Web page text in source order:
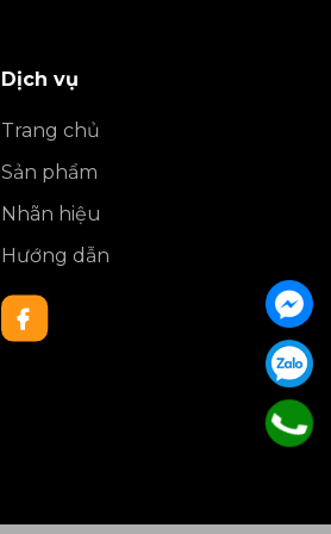
Dịch vụ
Trang chủ
Sản phẩm
Nhãn hiệu
Hướng dẫn